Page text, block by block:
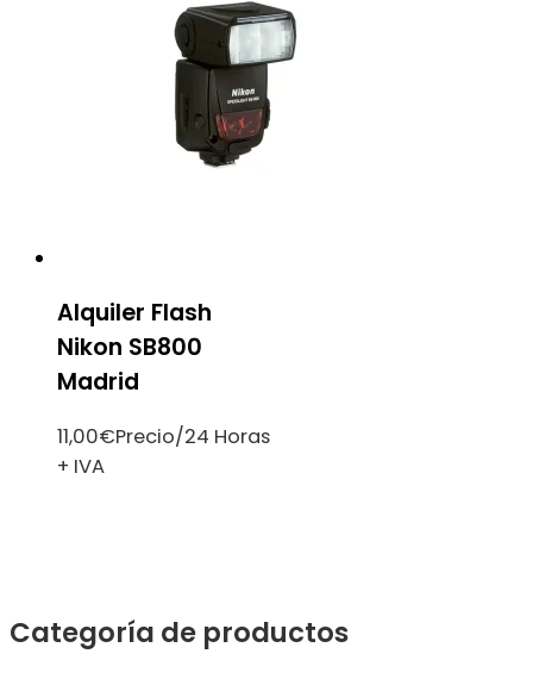
Categoría de productos
Alquiler Flash
Nikon SB800
Madrid
11,00€Precio/24 Horas
+ IVA